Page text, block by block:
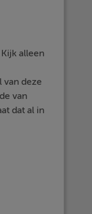
Kijk alleen
van deze
van
dat al in